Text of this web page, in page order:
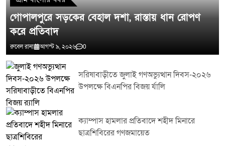
গোপালপুরে সড়কের বেহাল দশা, রাস্তায় ধান রোপণ
করে প্রতিবাদ
রুবেল রানা আগস্ট ৯, ২০২৬ 0
সরিষাবাড়ীতে জুলাই গণঅভ্যুত্থান দিবস-২০২৬
উপলক্ষে বিএনপির বিজয় র্যালি
ক্যাম্পাস হামলার প্রতিবাদে শহীদ মিনারে
ছাত্রশিবিরের গণজমায়েত